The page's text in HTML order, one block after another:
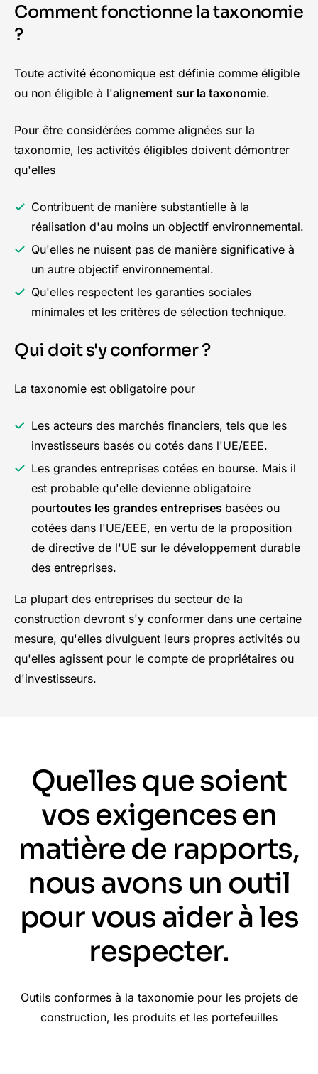
Comment fonctionne la taxonomie
?
Toute activité économique est définie comme éligible
ou non éligible à l'alignement sur la taxonomie.
Pour être considérées comme alignées sur la
taxonomie, les activités éligibles doivent démontrer
qu'elles
Contribuent de manière substantielle à la
réalisation d'au moins un objectif environnemental.
Qu'elles ne nuisent pas de manière significative à
un autre objectif environnemental.
Qu'elles respectent les garanties sociales
minimales et les critères de sélection technique.
Qui doit s'y conformer ?
La taxonomie est obligatoire pour
Les acteurs des marchés financiers, tels que les
investisseurs basés ou cotés dans l'UE/EEE.
Les grandes entreprises cotées en bourse. Mais il
est probable qu'elle devienne obligatoire
pourtoutes les grandes entreprises basées ou
cotées dans l'UE/EEE, en vertu de la proposition
de directive de l'UE sur le développement durable
des entreprises.
La plupart des entreprises du secteur de la
construction devront s'y conformer dans une certaine
mesure, qu'elles divulguent leurs propres activités ou
qu'elles agissent pour le compte de propriétaires ou
d'investisseurs.
Quelles que soient
vos exigences en
matière de rapports,
nous avons un outil
pour vous aider à les
respecter.
Outils conformes à la taxonomie pour les projets de
construction, les produits et les portefeuilles